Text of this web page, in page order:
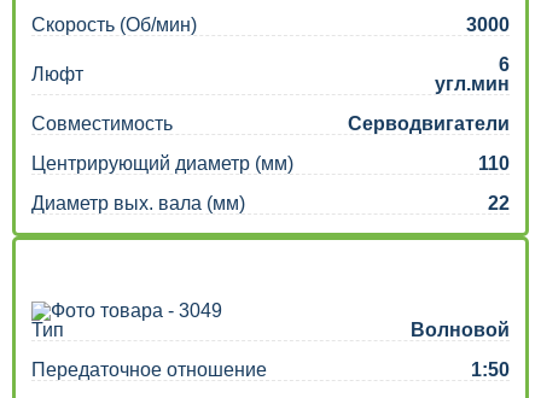
Скорость (Об/мин)
3000
Люфт
6
угл.мин
Совместимость
Серводвигатели
Центрирующий диаметр (мм)
110
Диаметр вых. вала (мм)
22
Тип
Волновой
Передаточное отношение
1:50